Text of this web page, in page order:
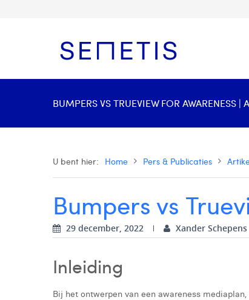
BUMPERS VS TRUEVIEW FOR AWARENESS |
U bent hier: Home Pers & Publicaties
Bumpers vs
29 december, 2022 Xander Schepens
Inleiding
Bij het ontwerpen van een awareness